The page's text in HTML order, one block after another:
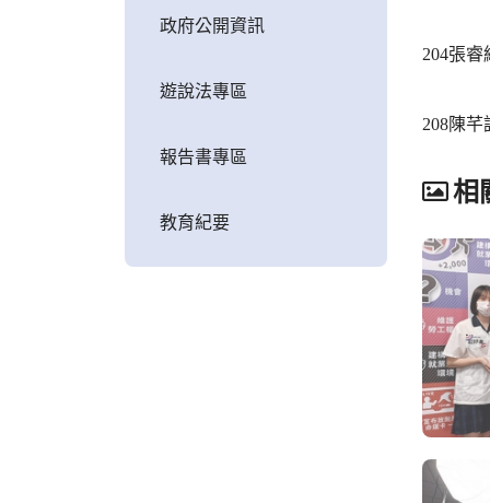
政府公開資訊
遊說法專區
報告書專區
教育紀要
204張
208陳
相